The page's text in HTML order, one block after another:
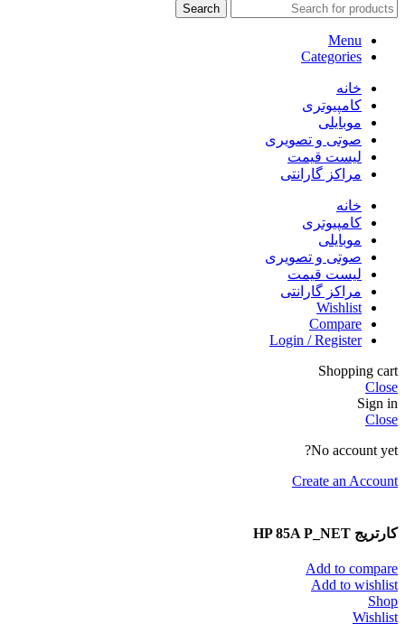
Search
Menu
Categories
خانه
کامپیوتری
موبایلی
صوتی و تصویری
لیست قیمت
مراکز گارانتی
خانه
کامپیوتری
موبایلی
صوتی و تصویری
لیست قیمت
مراکز گارانتی
Wishlist
Compare
Login / Register
Shopping cart
Close
Sign in
Close
No account yet?
Create an Account
کارتریج HP 85A P_NET
Add to compare
Add to wishlist
Shop
Wishlist